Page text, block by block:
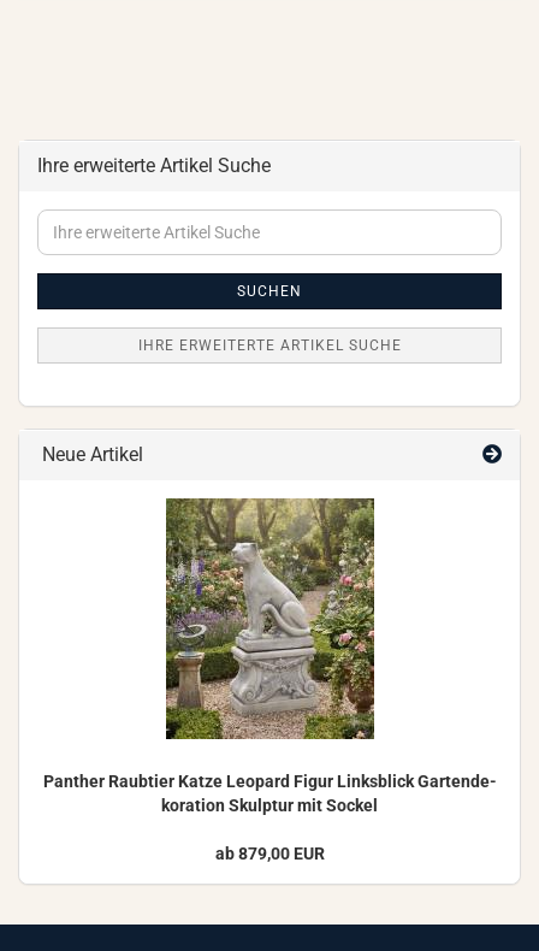
Ihre erweiterte Artikel Suche
Ihre
erweiterte
SUCHEN
IHRE ERWEITERTE ARTIKEL SUCHE
Neue Artikel
Pan­ther Raub­tier Katze Leo­pard Figur Links­blick Gar­ten­de­
ko­ra­ti­on Skulp­tur mit So­ckel
ab 879,00 EUR